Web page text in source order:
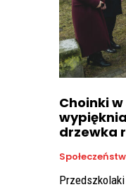
Choinki
drzewka